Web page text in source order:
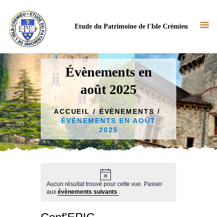
Etude du Patrimoine de l'Isle Crémieu
Évènements en
août 2025
ACCUEIL
ÉVÈNEMENTS
ÉVÈNEMENTS EN AOÛT
2025
ACCUEIL
NOTRE ASSOCIATION
NOS ACTUS
NOS TRAVAUX
BIBLIOTHÈQUE
N
o
t
i
Aucun résultat trouvé pour cette vue. Passer
aux évènements suivants .